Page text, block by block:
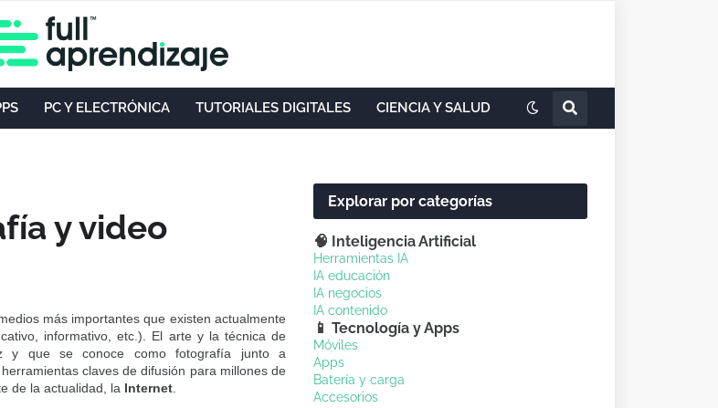
PC Y ELECTRÓNICA TUTORIALES DIGITALES CIENCIA Y SALUD
y video
más importantes que existen actualmente
informativo, etc.). El arte y la técnica de
y que se conoce como fotografía junto a
claves de difusión para millones de
de la actualidad, la Internet
Explorar por categorías
🧠 Inteligencia Artificial
Herramientas IA
IA educación
IA negocios
IA contenido
📱 Tecnología y Apps
Móviles
Apps
Batería y carga
Accesorios